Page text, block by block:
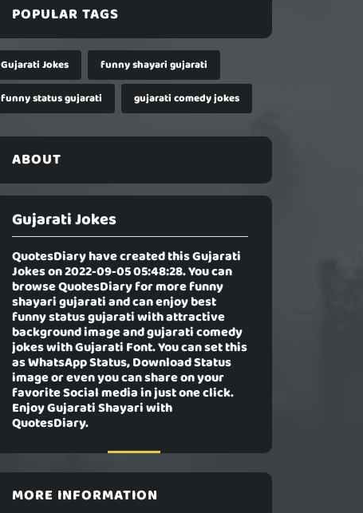
POPULAR TAGS
Gujarati Jokes
funny shayari gujarati
funny status gujarati
gujarati comedy jokes
ABOUT
Gujarati Jokes
QuotesDiary have created thisGujarati
Jokeson 2022-09-05 05:48:28. You can
browse QuotesDiary for more funny
shayari gujarati and can enjoy best
funny status gujarati with attractive
background image and gujarati comedy
jokes with Gujarati Font. You can set this
as WhatsApp Status, Download Status
image or even you can share on your
favorite Social media in just one click.
Enjoy Gujarati Shayari with
QuotesDiary.
MORE INFORMATION